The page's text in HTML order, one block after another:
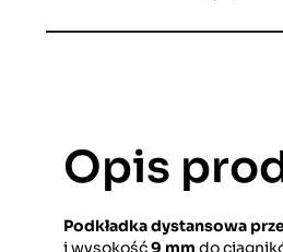
Opis
Podkładka dystansowa
i wysokość9 mm do